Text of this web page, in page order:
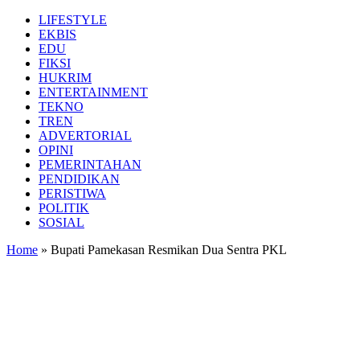
LIFESTYLE
EKBIS
EDU
FIKSI
HUKRIM
ENTERTAINMENT
TEKNO
TREN
ADVERTORIAL
OPINI
PEMERINTAHAN
PENDIDIKAN
PERISTIWA
POLITIK
SOSIAL
Home » Bupati Pamekasan Resmikan Dua Sentra PKL